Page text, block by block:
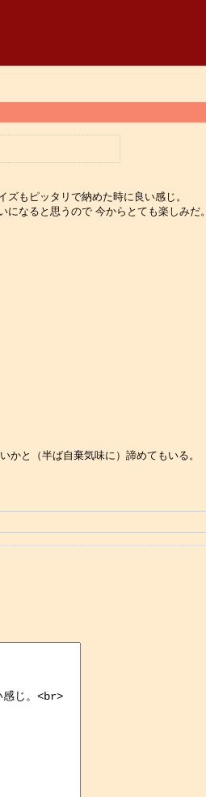
もピッタリで納めた時に良い感じ。
なると思うので 今からとても楽しみだ。
かと（半ば自棄気味に）諦めてもいる。